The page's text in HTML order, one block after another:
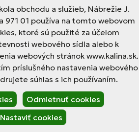
obchodu a služieb, Nábrežie J.
971 01 používa na tomto webovom
ktoré sú použité za účelom
webového sídla alebo k
webových stránok www.kalina.sk.
príslušného nastavenia webového
súhlas s ich používaním.
Odmietnuť cookies
Nastaviť cookies